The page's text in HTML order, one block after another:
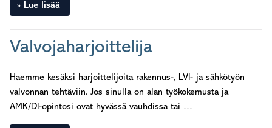
Lue lisää
Valvojaharjoittelija
Haemme kesäksi harjoittelijoita rakennus-, LVI- ja sähkötyön
valvonnan tehtäviin. Jos sinulla on alan työkokemusta ja
AMK/DI-opintosi ovat hyvässä vauhdissa tai …